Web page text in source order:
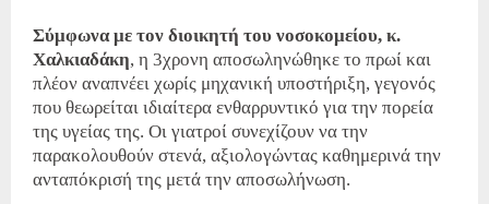
Σύμφωνα με τον διοικητή του νοσοκομείου, κ.
Χαλκιαδάκη, η 3χρονη αποσωληνώθηκε το πρωί και
πλέον αναπνέει χωρίς μηχανική υποστήριξη, γεγονός
που θεωρείται ιδιαίτερα ενθαρρυντικό για την πορεία
της υγείας της. Οι γιατροί συνεχίζουν να την
παρακολουθούν στενά, αξιολογώντας καθημερινά την
ανταπόκρισή της μετά την αποσωλήνωση.